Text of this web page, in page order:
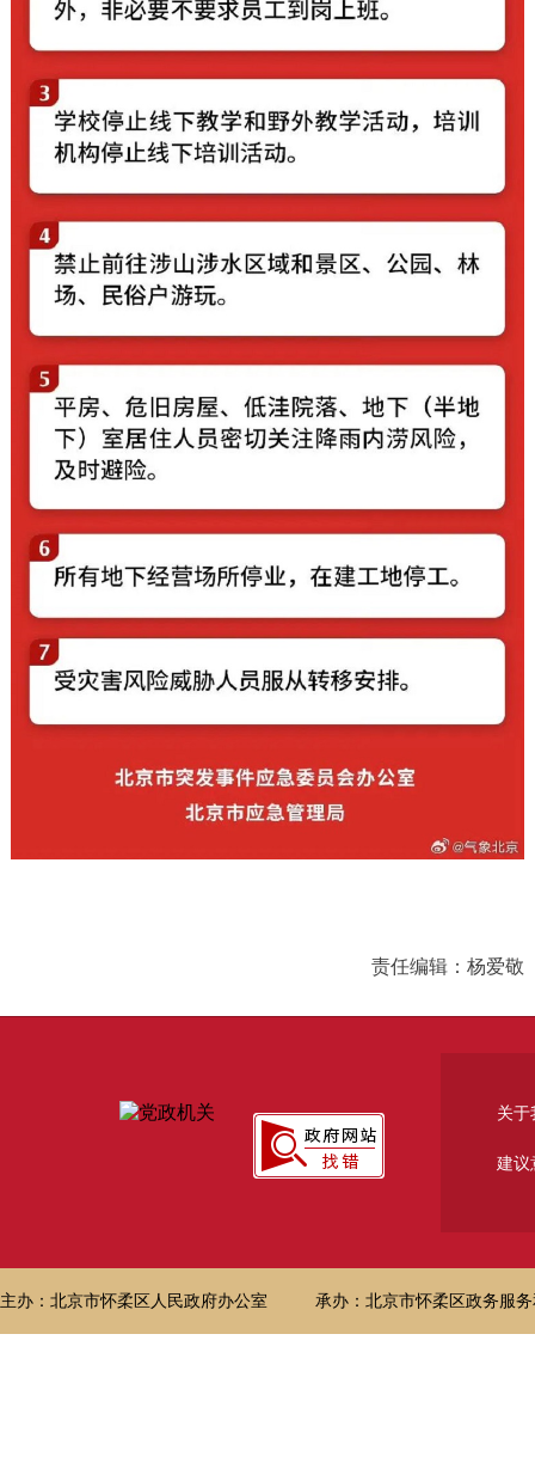
责任编辑：杨爱敬
关于
建议
主办：北京市怀柔区人民政府办公室 承办：北京市怀柔区政务服